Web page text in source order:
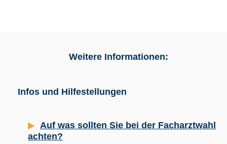
Weitere Informationen:
Infos und Hilfestellungen
Auf was sollten Sie bei der Facharztwahl
achten?